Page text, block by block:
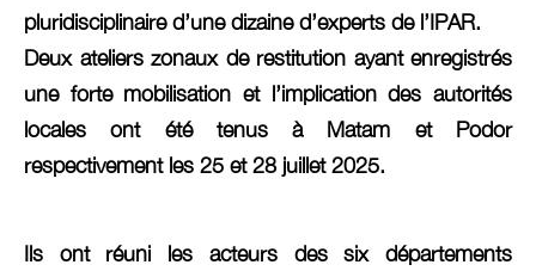
pluridisciplinaire d’une dizaine d’experts de l’IPAR.
Deux ateliers zonaux de restitution ayant enregistrés
une forte mobilisation et l’implication des autorités
locales ont été tenus à Matam et Podor
respectivement les 25 et 28 juillet 2025.
Ils ont réuni les acteurs des six départements